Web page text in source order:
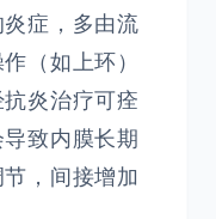
症，多由流
（如上环）
炎治疗可痊
致内膜长期
，间接增加